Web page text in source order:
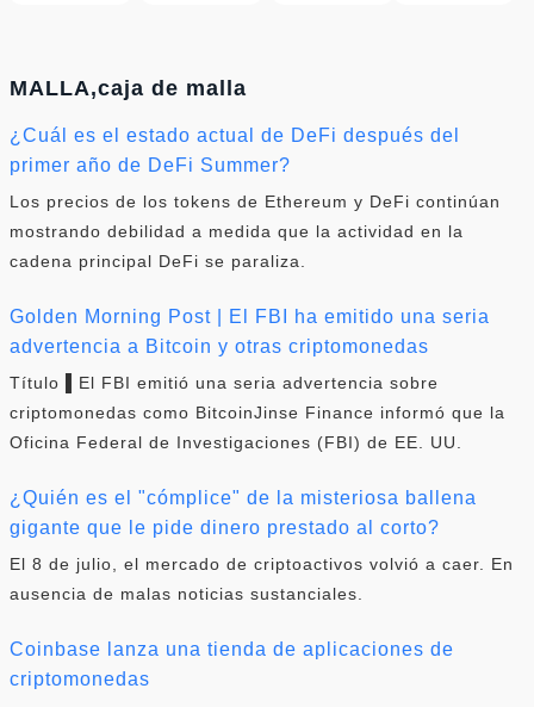
MALLA,caja de malla
¿Cuál es el estado actual de DeFi después del
primer año de DeFi Summer?
Los precios de los tokens de Ethereum y DeFi continúan
mostrando debilidad a medida que la actividad en la
cadena principal DeFi se paraliza.
Golden Morning Post | El FBI ha emitido una seria
advertencia a Bitcoin y otras criptomonedas
Título ▌El FBI emitió una seria advertencia sobre
criptomonedas como BitcoinJinse Finance informó que la
Oficina Federal de Investigaciones (FBI) de EE. UU.
¿Quién es el "cómplice" de la misteriosa ballena
gigante que le pide dinero prestado al corto?
El 8 de julio, el mercado de criptoactivos volvió a caer. En
ausencia de malas noticias sustanciales.
Coinbase lanza una tienda de aplicaciones de
criptomonedas